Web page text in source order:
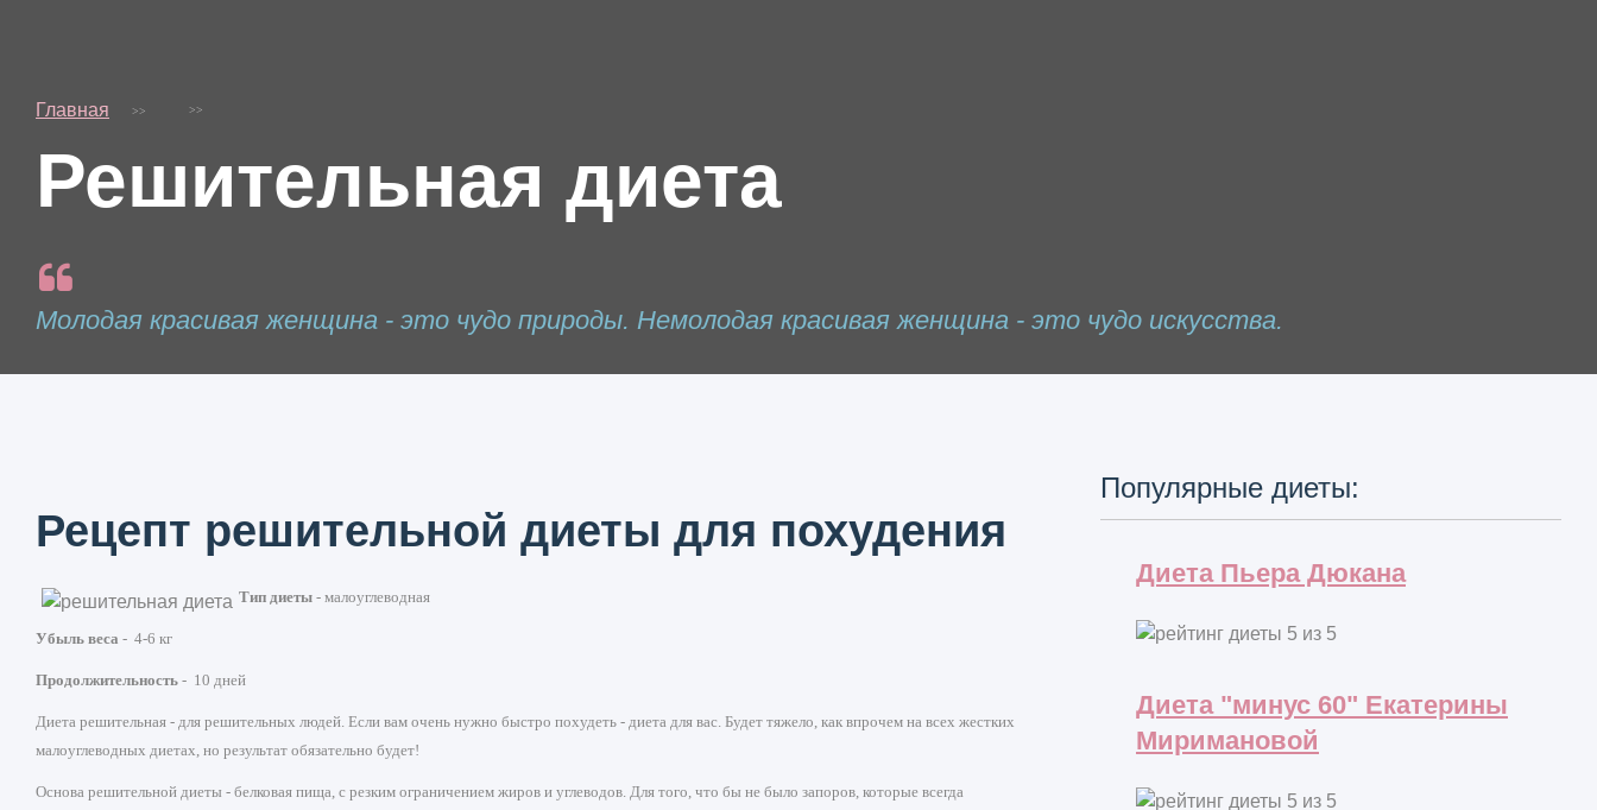
Главная
Решительная диета
Молодая красивая женщина - это чудо природы. Немолодая красивая женщина - это чудо искусства.
Рецепт решительной диеты для похудения
Тип диеты - малоуглеводная
Убыль веса - 4-6 кг
Продолжительность - 10 дней
Диета решительная - для решительных людей. Если вам очень нужно быстро похудеть - диета для вас. Будет тяжело, как впрочем на всех жестких
малоуглеводных диетах, но результат обязательно будет!
Основа решительной диеты - белковая пища, с резким ограничением жиров и углеводов. Для того, что бы не было запоров, которые всегда
Популярные диеты:
Диета Пьера Дюкана
Диета "минус 60" Екатерины
Миримановой